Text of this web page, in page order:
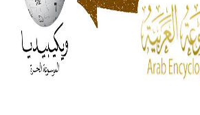
- هل تعلم أن المرجان إفراز حيواني
يتكون في البحر ويتركب من مادة
كربونات الكلسيوم، وهو أحمر أو شديد
الحمرة وهو أجود أنواعه، ويمتاز بكبر
الحجم ويسمى الش